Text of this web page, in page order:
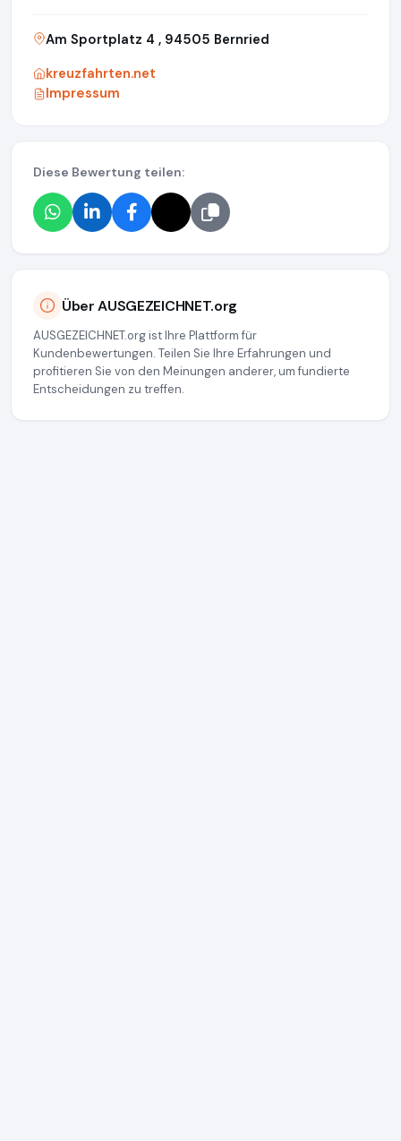
Am Sportplatz 4 , 94505 Bernried
kreuzfahrten.net
Impressum
Diese Bewertung teilen:
Über AUSGEZEICHNET.org
AUSGEZEICHNET.org ist Ihre Plattform für
Kundenbewertungen. Teilen Sie Ihre Erfahrungen und
profitieren Sie von den Meinungen anderer, um fundierte
Entscheidungen zu treffen.